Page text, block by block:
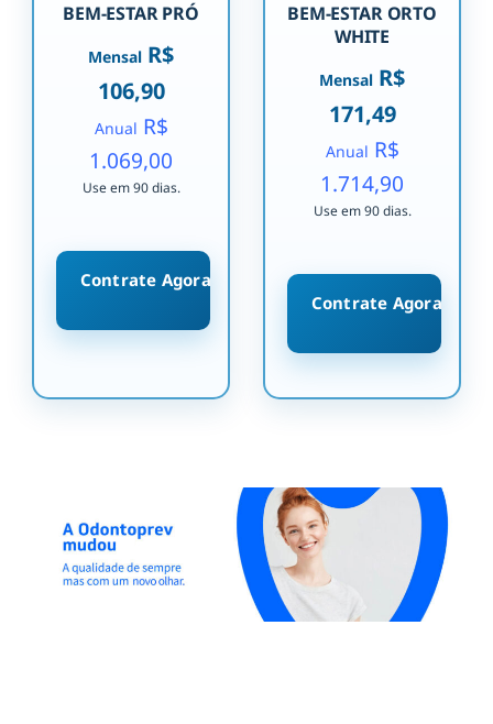
BEM-ESTAR PRÓ
Mensal R$
106,90
Anual R$
1.069,00
Use em 90 dias.
Contrate Agora
BEM-ESTAR ORTO
WHITE
Mensal R$
171,49
Anual R$
1.714,90
Use em 90 dias.
Contrate Agora